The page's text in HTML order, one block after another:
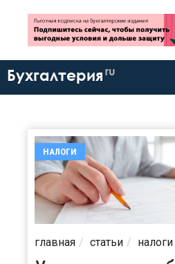
Бухгалтерия ru
НАЛОГИ
главная статьи налоги